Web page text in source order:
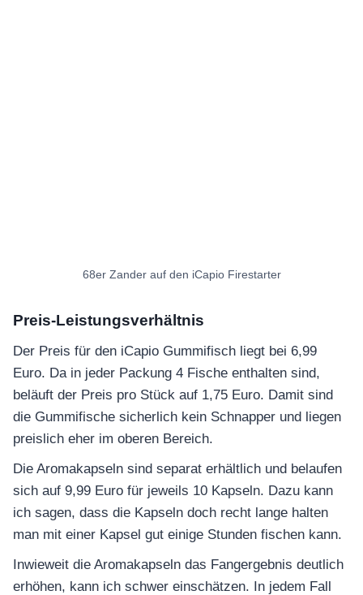
68er Zander auf den iCapio Firestarter
Preis-Leistungsverhältnis
Der Preis für den iCapio Gummifisch liegt bei 6,99
Euro. Da in jeder Packung 4 Fische enthalten sind,
beläuft der Preis pro Stück auf 1,75 Euro. Damit sind
die Gummifische sicherlich kein Schnapper und liegen
preislich eher im oberen Bereich.
Die Aromakapseln sind separat erhältlich und belaufen
sich auf 9,99 Euro für jeweils 10 Kapseln. Dazu kann
ich sagen, dass die Kapseln doch recht lange halten
man mit einer Kapsel gut einige Stunden fischen kann.
Inwieweit die Aromakapseln das Fangergebnis deutlich
erhöhen, kann ich schwer einschätzen. In jedem Fall